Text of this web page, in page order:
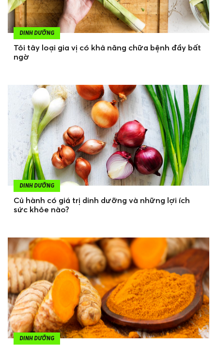
DINH DƯỠNG
Tỏi tây loại gia vị có khả năng chữa bệnh đầy bất
ngờ
DINH DƯỠNG
Củ hành có giá trị dinh dưỡng và những lợi ích
sức khỏe nào?
DINH DƯỠNG